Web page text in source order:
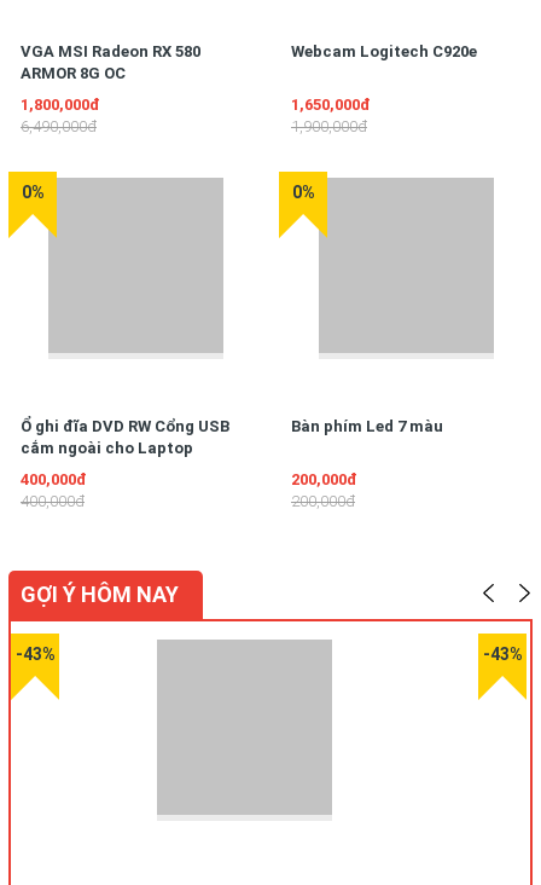
VGA MSI Radeon RX 580
ARMOR 8G OC
1,800,000đ
6,490,000đ
Webcam Logitech C920e
1,650,000đ
1,900,000đ
0%
Ổ ghi đĩa DVD RW Cổng USB
cắm ngoài cho Laptop
400,000đ
400,000đ
0%
Bàn phím Led 7 màu
200,000đ
200,000đ
GỢI Ý HÔM NAY
-43% -43%